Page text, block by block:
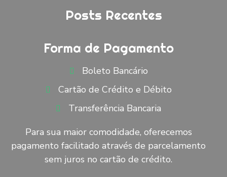
Posts Recentes
Forma de Pagamento
Boleto Bancário
Cartão de Crédito e Débito
Transferência Bancaria
Para sua maior comodidade, oferecemos
pagamento facilitado através de parcelamento
sem juros no cartão de crédito.